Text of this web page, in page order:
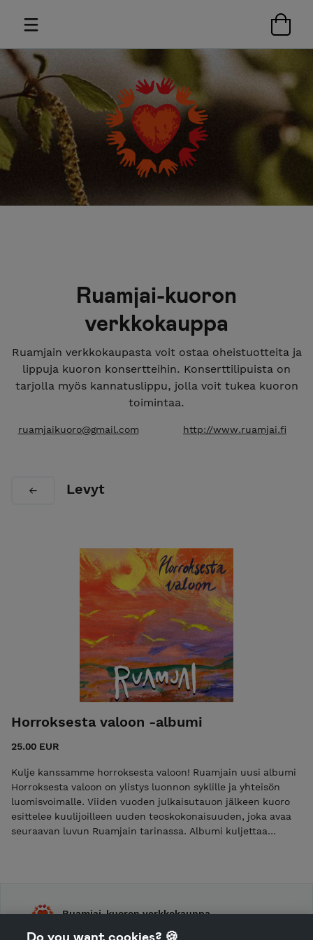
Ruamjai-kuoron
verkkokauppa
Ruamjain verkkokaupasta voit ostaa oheistuotteita ja
lippuja kuoron konsertteihin. Konserttilipuista on
tarjolla myös kannatuslippu, jolla voit tukea kuoron
toimintaa.
ruamjaikuoro@gmail.com http://www.ruamjai.fi
Levyt
Horroksesta valoon -albumi
25.00 EUR
Kulje kanssamme horroksesta valoon! Ruamjain uusi albumi
Horroksesta valoon on ylistys luonnon syklille ja yhteisön
luomisvoimalle. Viiden vuoden julkaisutauon jälkeen kuoro
esittelee kuulijoilleen uuden teoskokonaisuuden, joka avaa
seuraavan luvun Ruamjain tarinassa. Albumi kuljettaa
luotu yksinomaan ihmisäänellä. Valtaosa kappaleista on
elämänmakuisia teoksia, joissa ääneen pääsee kuoron
Ruamjai-kuoron verkkokauppa
Shop Terms and Conditions
Do you want cookies? 🍪